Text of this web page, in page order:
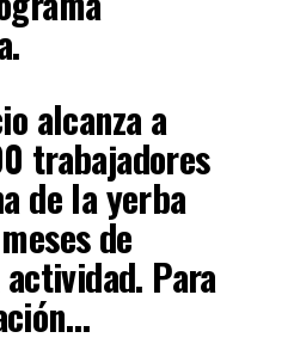
alcanza a
trabajadores
de la yerba
de
Para